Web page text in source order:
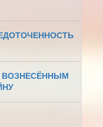
ВОЗНЕСЁННЫМ